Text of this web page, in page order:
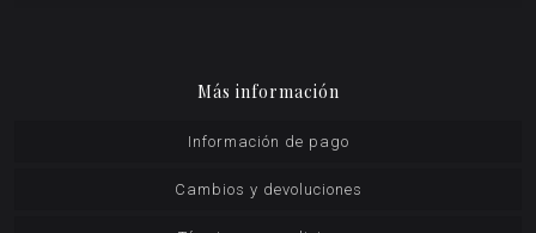
Más información
Información de pago
Cambios y devoluciones